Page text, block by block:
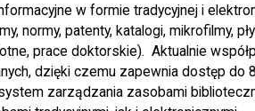
w formie tradycyjnej i
normy, patenty, katalogi, mikrofilmy,
prace doktorskie). Aktualnie
dzięki czemu zapewnia dostęp do
zarządzania zasobami